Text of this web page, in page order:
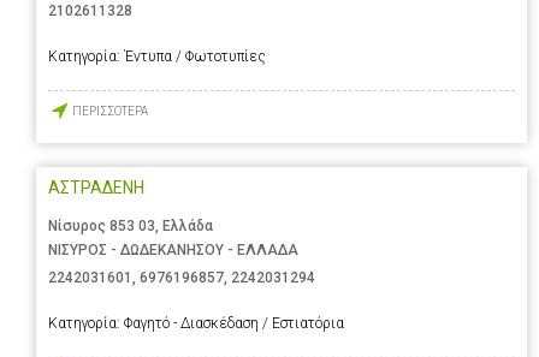
2102611328
Κατηγορία: Έντυπα / Φωτοτυπίες
ΠΕΡΙΣΣΟΤΕΡΑ
ΑΣΤΡΑΔΕΝΗ
Νίσυρος 853 03, Ελλάδα
ΝΙΣΥΡΟΣ - ΔΩΔΕΚΑΝΗΣΟΥ - ΕΛΛΑΔΑ
2242031601 , 6976196857, 2242031294
Κατηγορία: Φαγητό - Διασκέδαση / Εστιατόρια